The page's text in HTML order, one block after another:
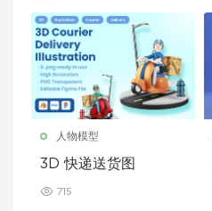
人物模型
3D 快递送货图
715